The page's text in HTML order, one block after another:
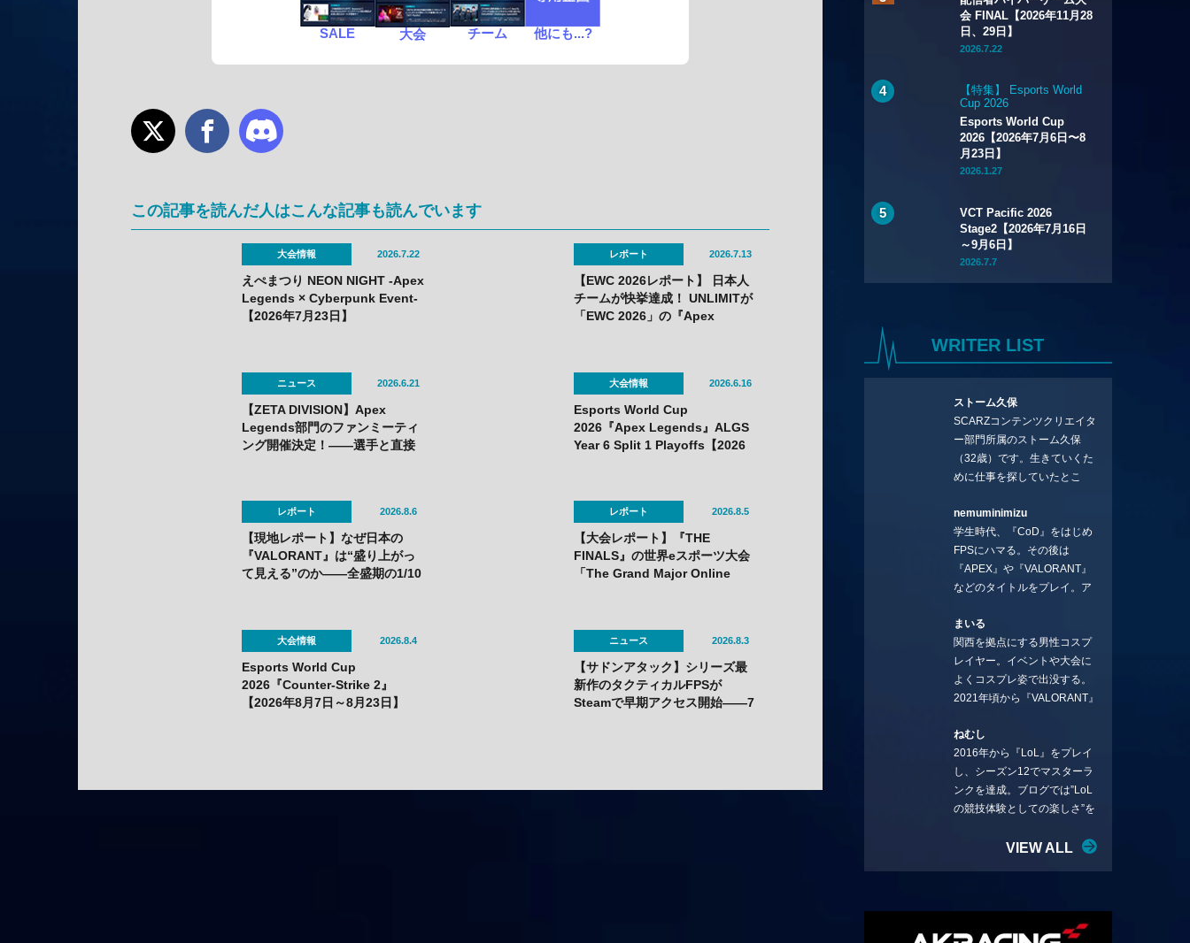
SALE 大会 チーム 他にも...?
この記事を読んだ人はこんな記事も読んでいます
大会情報 2026.7.22
えぺまつり NEON NIGHT -Apex
Legends × Cyberpunk Event-
【2026年7月23日】
レポート 2026.7.13
【EWC 2026レポート】 日本人
チームが快挙達成！ UNLIMITが
「EWC 2026」の『Apex
ニュース 2026.6.21
【ZETA DIVISION】Apex
Legends部門のファンミーティ
ング開催決定！——選手と直接
大会情報 2026.6.16
Esports World Cup
2026『Apex Legends』ALGS
Year 6 Split 1 Playoffs【2026
レポート 2026.8.6
【現地レポート】なぜ日本の
『VALORANT』は“盛り上がっ
て見える”のか——全盛期の1/10
レポート 2026.8.5
【大会レポート】『THE
FINALS』の世界eスポーツ大会
「The Grand Major Online
大会情報 2026.8.4
Esports World Cup
2026『Counter-Strike 2』
【2026年8月7日～8月23日】
ニュース 2026.8.3
【サドンアタック】シリーズ最
新作のタクティカルFPSが
Steamで早期アクセス開始——7
会 FINAL【2026年11月28
日、29日】
2026.7.22
【特集】 Esports World
Cup 2026
Esports World Cup
2026【2026年7月6日〜8
月23日】
2026.1.27
VCT Pacific 2026
Stage2【2026年7月16日
～9月6日】
2026.7.7
WRITER LIST
ストーム久保
SCARZコンテンツクリエイタ
ー部門所属のストーム久保
（32歳）です。生きていくた
めに仕事を探していたとこ
コラムを連載させてもらえる
ことになりました。言いたい
ことを言っていきます。X：
https://x.com/stormKUBO
YouTube：
rmKUBO
nemuminimizu
学生時代、『CoD』をはじめ
FPSにハマる。その後は
『APEX』や『VALORANT』
などのタイトルをプレイ。ア
BGMなどを手掛ける作曲家と
フリーランスのライターの二
足の草鞋を履いて幅広く活動
中。無類のラーメン好き！
Twitter:@ongakucas
まいる
関西を拠点にする男性コスプ
レイヤー。イベントや大会に
よくコスプレ姿で出没する。
2021年頃から『VALORANT』
続ける。現在の推しチームは
「CREST GAMING」。X：
@mlunias（Photo by
Subaru.F.）
ねむし
2016年から『LoL』をプレイ
し、シーズン12でマスターラ
ンクを達成。ブログでは”LoL
の競技体験としての楽しさ”を
リーを愛し、元ADCメイン
VIEW ALL